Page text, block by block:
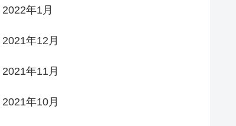
2022年1月
2021年12月
2021年11月
2021年10月